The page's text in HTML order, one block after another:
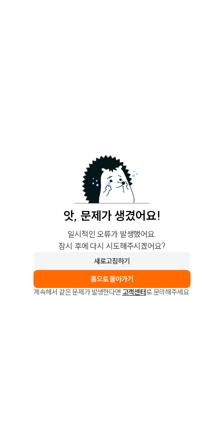
앗, 문제가 생겼어요!
일시적인 오류가 발생했어요.
잠시 후에 다시 시도해주시겠어요?
새로고침하기
홈으로 돌아가기
계속해서 같은 문제가 발생한다면 고객센터로 문의해주세요.